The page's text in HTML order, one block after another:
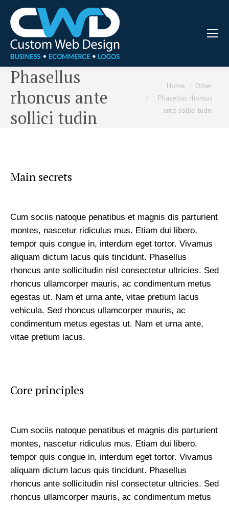
Phasellus
rhoncus ante
sollici tudin
You are here:
Home
Other
Phasellus rhoncus
ante sollici tudin
Main secrets
Cum sociis natoque penatibus et magnis dis parturient
montes, nascetur ridiculus mus. Etiam dui libero,
tempor quis congue in, interdum eget tortor. Vivamus
aliquam dictum lacus quis tincidunt. Phasellus
rhoncus ante sollicitudin nisl consectetur ultricies. Sed
rhoncus ullamcorper mauris, ac condimentum metus
egestas ut. Nam et urna ante, vitae pretium lacus
vehicula. Sed rhoncus ullamcorper mauris, ac
condimentum metus egestas ut. Nam et urna ante,
vitae pretium lacus.
Core principles
Cum sociis natoque penatibus et magnis dis parturient
montes, nascetur ridiculus mus. Etiam dui libero,
tempor quis congue in, interdum eget tortor. Vivamus
aliquam dictum lacus quis tincidunt. Phasellus
rhoncus ante sollicitudin nisl consectetur ultricies. Sed
rhoncus ullamcorper mauris, ac condimentum metus